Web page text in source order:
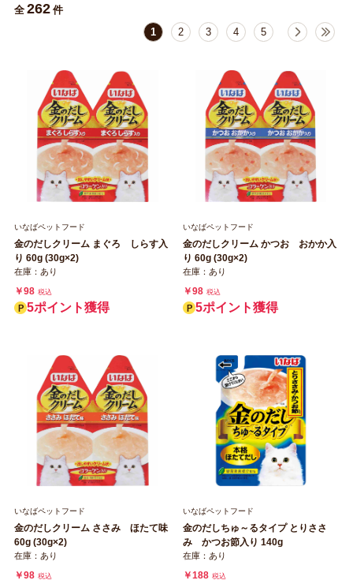
全 262 件
1
2 3 4 5
いなばペットフード
金のだしクリーム まぐろ しらす入
り 60g (30g×2)
在庫：あり
￥98 税込
5ポイント獲得
いなばペットフード
金のだしクリーム かつお おかか入
り 60g (30g×2)
在庫：あり
￥98 税込
5ポイント獲得
いなばペットフード
金のだしクリーム ささみ ほたて味
60g (30g×2)
在庫：あり
￥98 税込
いなばペットフード
金のだしちゅ～るタイプ とりささ
み かつお節入り 140g
在庫：あり
￥188 税込